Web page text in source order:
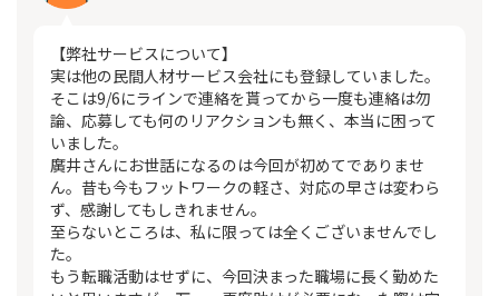
【弊社サービスについて】
実は他の民間人材サービス会社にも登録していました。
そこは9/6にラインで連絡を貰ってから一度も連絡は勿
論、応募しても何のリアクションも無く、本当に困って
いました。
廣井さんにお世話になるのは今回が初めてでありませ
ん。昔も今もフットワークの軽さ、対応の早さは変わら
ず、感謝してもしきれません。
至らないところは、私に限っては全くございませんでし
た。
もう転職活動はせずに、今回決まった職場に長く勤めた